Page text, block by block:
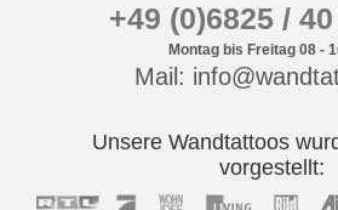
+49 (0)6825 /
Montag bis Freitag 08 -
Mail:
Unsere Wandtattoos
vorgestellt: